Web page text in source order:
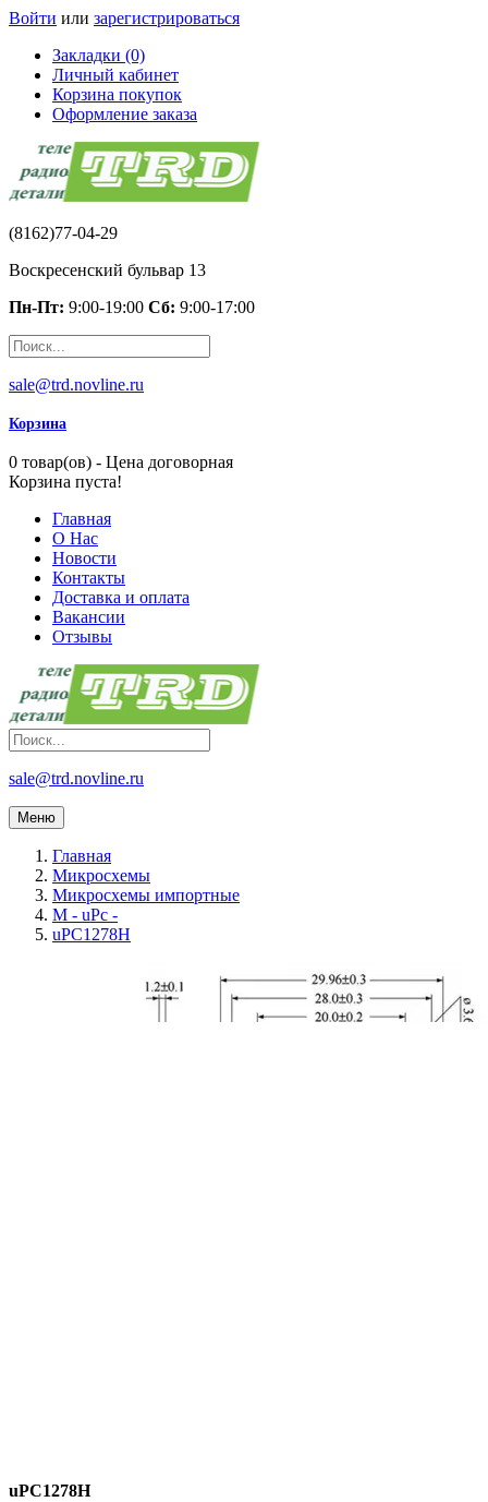
Войти или зарегистрироваться
Закладки (0)
Личный кабинет
Корзина покупок
Оформление заказа
(8162)77-04-29
Воскресенский бульвар 13
Пн-Пт: 9:00-19:00 Сб: 9:00-17:00
sale@trd.novline.ru
Корзина
0 товар(ов) - Цена договорная
Корзина пуста!
Главная
О Нас
Новости
Контакты
Доставка и оплата
Вакансии
Отзывы
sale@trd.novline.ru
Меню
Главная
Микросхемы
Микросхемы импортные
M - uPc -
uPC1278H
uPC1278H